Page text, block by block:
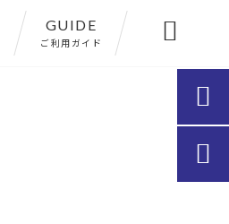
GUIDE
ご利用ガイド 

